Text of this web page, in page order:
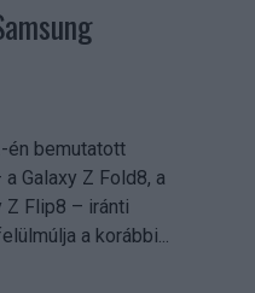
én bemutatott
Galaxy Z Fold8, a
Z Flip8 – iránti
a korábbi...